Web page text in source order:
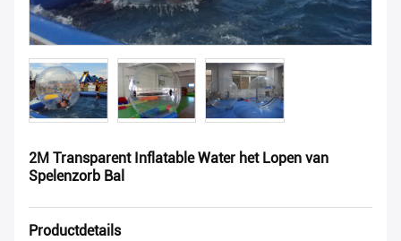
2M Transparent Inflatable Water het Lopen van
Spelenzorb Bal
Productdetails